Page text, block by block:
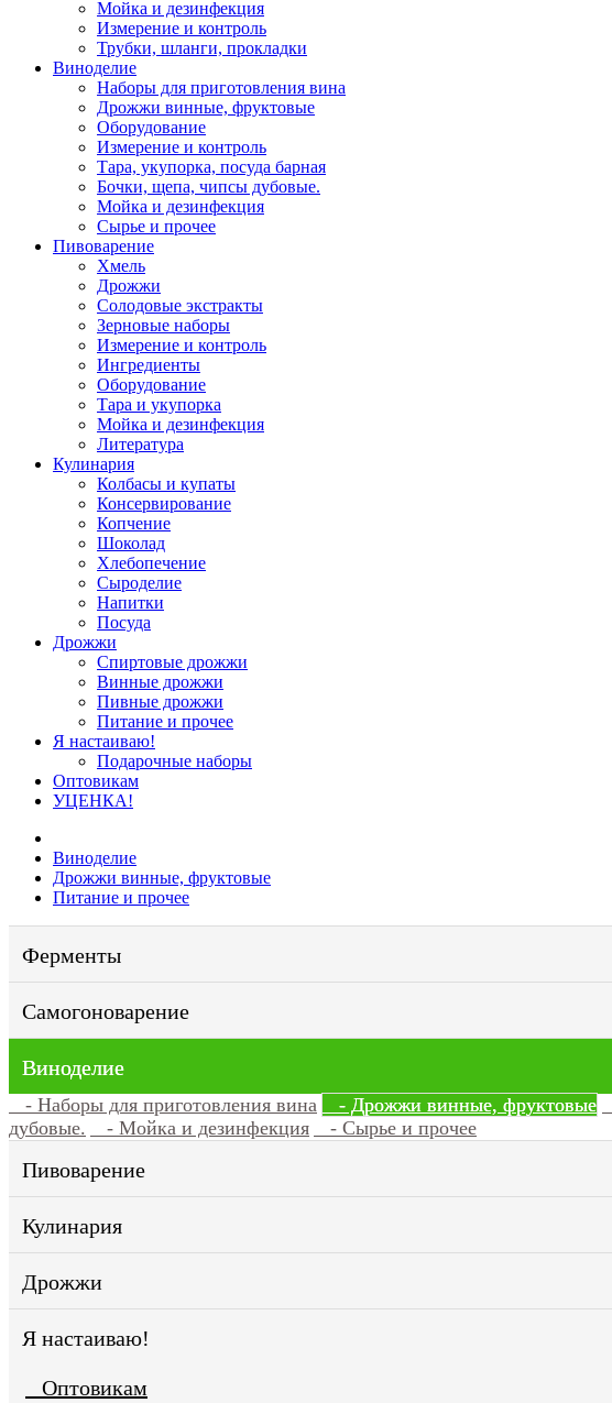
Мойка и дезинфекция
Измерение и контроль
Трубки, шланги, прокладки
Виноделие
Наборы для приготовления вина
Дрожжи винные, фруктовые
Оборудование
Измерение и контроль
Тара, укупорка, посуда барная
Бочки, щепа, чипсы дубовые.
Мойка и дезинфекция
Сырье и прочее
Пивоварение
Хмель
Дрожжи
Солодовые экстракты
Зерновые наборы
Измерение и контроль
Ингредиенты
Оборудование
Тара и укупорка
Мойка и дезинфекция
Литература
Кулинария
Колбасы и купаты
Консервирование
Копчение
Шоколад
Хлебопечение
Сыроделие
Напитки
Посуда
Дрожжи
Спиртовые дрожжи
Винные дрожжи
Пивные дрожжи
Питание и прочее
Я настаиваю!
Подарочные наборы
Оптовикам
УЦЕНКА!
Виноделие
Дрожжи винные, фруктовые
Питание и прочее
Ферменты
Самогоноварение
Виноделие
- Наборы для приготовления вина - Дрожжи винные, фруктовые
дубовые.
- Мойка и дезинфекция - Сырье и прочее
Пивоварение
Кулинария
Дрожжи
Я настаиваю!
Оптовикам